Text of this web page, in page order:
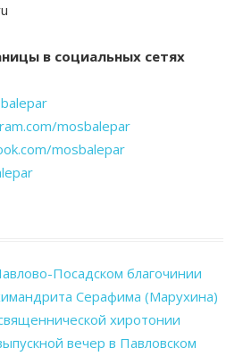
в социальных сетях
mosbalepar
mosbalepar
Посадском благочинии
Серафима (Марухина)
хиротонии
вечер в Павловском